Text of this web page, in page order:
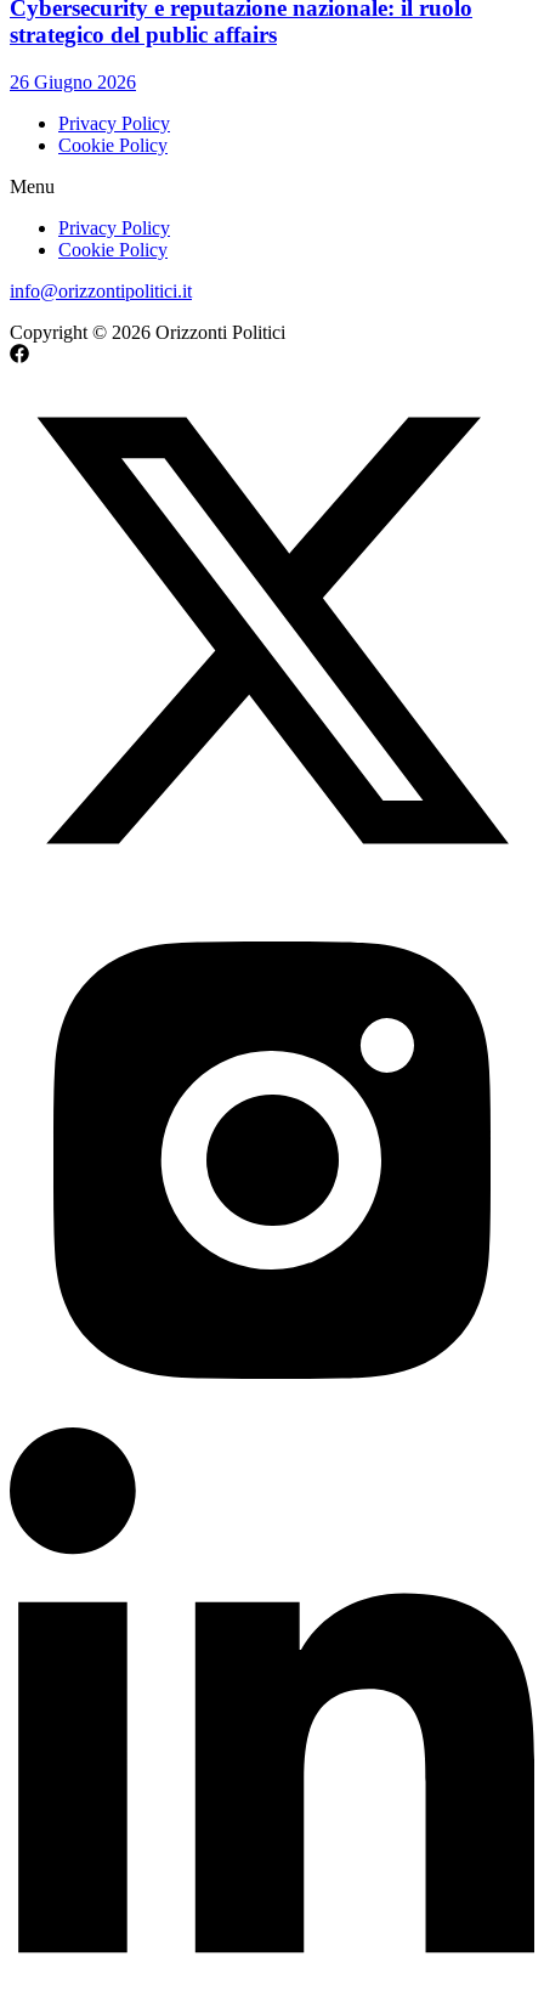
Cybersecurity e reputazione nazionale: il ruolo
strategico del public affairs
26 Giugno 2026
Privacy Policy
Cookie Policy
Menu
Privacy Policy
Cookie Policy
info@orizzontipolitici.it
Copyright © 2026 Orizzonti Politici